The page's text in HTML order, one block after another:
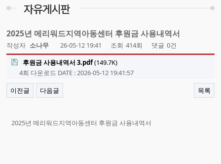
자유게시판
2025년 메리워드지역아동센터 후원금 사용내역서
작성자 소나무 26-05-12 19:41 조회 414회 댓글 0건
후원금 사용내역서 3.pdf(149.7K)
4회 다운로드 DATE : 2026-05-12 19:41:57
이전글
다음글 목록
2025년 메리워드지역아동센터 후원금 사용내역서